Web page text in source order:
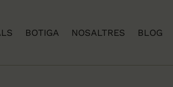
BOTIGA NOSALTRES BLOG